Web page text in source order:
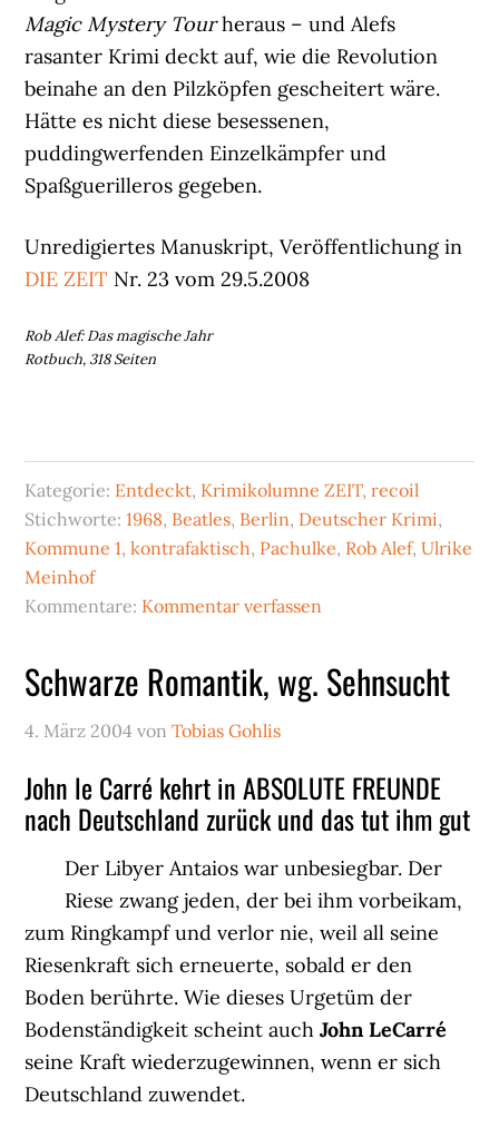
Magic Mystery Tourheraus – und Alefs
rasanter Krimi deckt auf, wie die Revolution
beinahe an den Pilzköpfen gescheitert wäre.
Hätte es nicht diese besessenen,
puddingwerfenden Einzelkämpfer und
Spaßguerilleros gegeben.
Unredigiertes Manuskript, Veröffentlichung in
DIE ZEIT Nr. 23 vom 29.5.2008
Rob Alef: Das magische Jahr
Rotbuch, 318 Seiten
Kategorie: Entdeckt, Krimikolumne ZEIT,recoil
Stichworte:1968, Beatles, Berlin, Deutscher Krimi,
Kommune 1,kontrafaktisch, Pachulke, Rob Alef,Ulrike
Meinhof
Kommentare: Kommentar verfassen
Schwarze Romantik, wg. Sehnsucht
4. März 2004 vonTobias Gohlis
John le Carré kehrt in ABSOLUTE FREUNDE
nach Deutschland zurück und das tut ihm gut
Der Libyer Antaios war unbesiegbar. Der
Riese zwang jeden, der bei ihm vorbeikam,
zum Ringkampf und verlor nie, weil all seine
Riesenkraft sich erneuerte, sobald er den
Boden berührte. Wie dieses Urgetüm der
Bodenständigkeit scheint auchJohn LeCarré
seine Kraft wiederzugewinnen, wenn er sich
Deutschland zuwendet.